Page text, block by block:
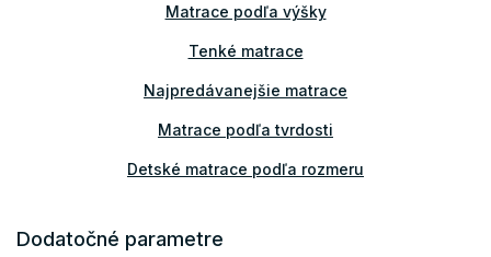
Matrace podľa výšky
Tenké matrace
Najpredávanejšie matrace
Matrace podľa tvrdosti
Detské matrace podľa rozmeru
Dodatočné parametre